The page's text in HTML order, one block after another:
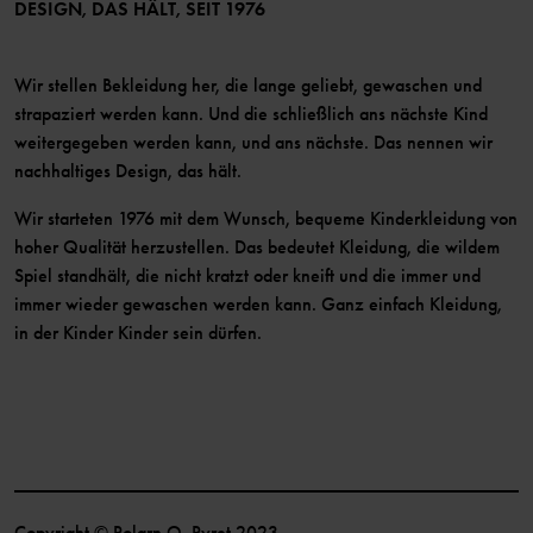
DESIGN, DAS HÄLT, SEIT 1976
Wir stellen Bekleidung her, die lange geliebt, gewaschen und
strapaziert werden kann. Und die schließlich ans nächste Kind
weitergegeben werden kann, und ans nächste. Das nennen wir
nachhaltiges Design, das hält.
Wir starteten 1976 mit dem Wunsch, bequeme Kinderkleidung von
hoher Qualität herzustellen. Das bedeutet Kleidung, die wildem
Spiel standhält, die nicht kratzt oder kneift und die immer und
immer wieder gewaschen werden kann. Ganz einfach Kleidung,
in der Kinder Kinder sein dürfen.